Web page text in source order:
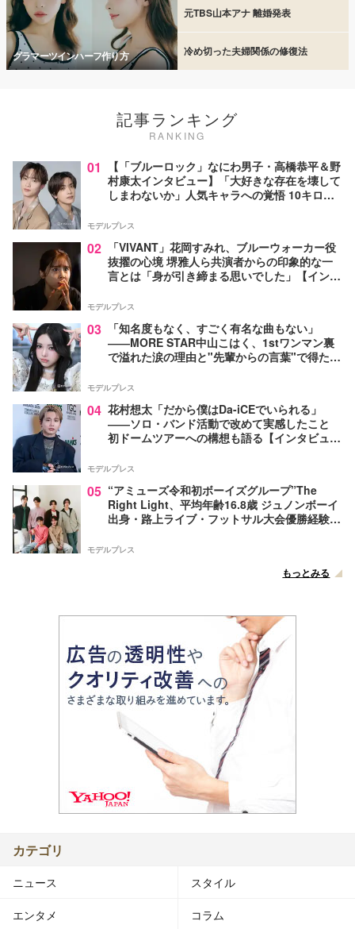
グラマーツインハーフ作り方
元TBS山本アナ 離婚発表
冷め切った夫婦関係の修復法
記事ランキング
RANKING
01
【「ブルーロック」なにわ男子・高橋恭平＆野
村康太インタビュー】「大好きな存在を壊して
しまわないか」人気キャラへの覚悟 10キロ増
モデルプレス
02
「VIVANT」花岡すみれ、ブルーウォーカー役
抜擢の心境 堺雅人ら共演者からの印象的な一
言とは「身が引き締まる思いでした」【インタ
モデルプレス
03
「知名度もなく、すごく有名な曲もない」
――MORE STAR中山こはく、1stワンマン裏
で溢れた涙の理由と"先輩からの言葉"で得た覚
モデルプレス
04 花村想太「だから僕はDa-iCEでいられる」
――ソロ・バンド活動で改めて実感したこと
初ドームツアーへの構想も語る【インタビュ
モデルプレス
05 “アミューズ令和初ボーイズグループ”The
Right Light、平均年齢16.8歳 ジュノンボーイ
出身・路上ライブ・フットサル大会優勝経験者
な6人の魅力に迫る【インタビュー後編】
モデルプレス
もっとみる
カテゴリ
ニュース スタイル
エンタメ コラム